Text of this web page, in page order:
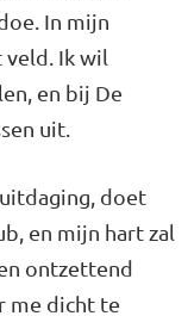
In mijn
Ik wil
en bij De
uit.
doet
en mijn hart zal
ontzettend
me dicht te